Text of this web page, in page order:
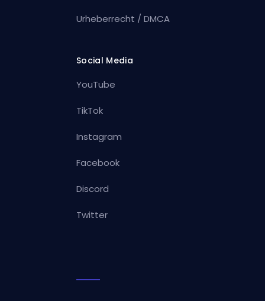
Urheberrecht / DMCA
Social Media
YouTube
TikTok
Instagram
Facebook
Discord
Twitter